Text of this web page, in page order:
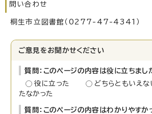
問い合わせ
桐生市立図書館（0277-47-4341）
ご意見をお聞かせください
質問：このページの内容は役に立ちまし
役に立った
どちらともいえ
たなかった
質問：このページの内容はわかりやすか